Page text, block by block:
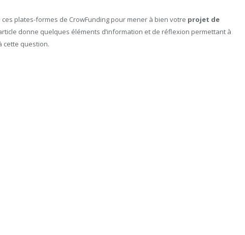
plates-formes de CrowFunding pour mener à bien votre projet de
donne quelques éléments d’information et de réflexion permettant à
cette question.